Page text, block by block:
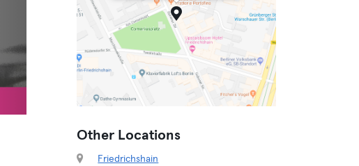
Other Locations
Friedrichshain